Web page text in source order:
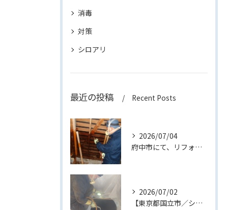
消毒
対策
シロアリ
最近の投稿 Recent Posts
2026/07/04
府中市にて、リフォーム中の建物でダシロアリ消毒作業を行いまし...
2026/07/02
【東京都国立市／シロアリ消毒作業】